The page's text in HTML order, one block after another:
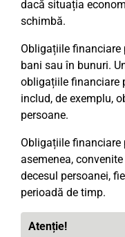
dacă situația
schimbă.
Obligațiile financiare
bani sau în bunuri.
obligațiile financiare
includ, de exemplu,
persoane.
Obligațiile financiare
asemenea,
decesul persoanei,
perioadă de timp.
Atenție!